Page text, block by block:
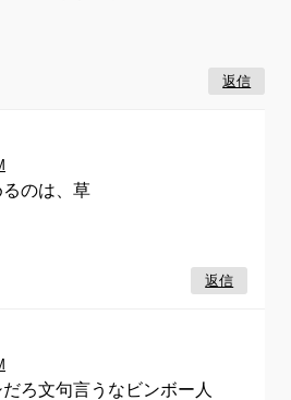
返信
のは、草
返信
ろ文句言うなビンボー人